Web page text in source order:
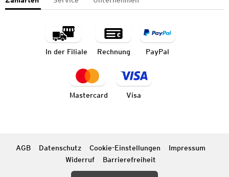
In der Filiale Rechnung PayPal
Mastercard Visa
AGB Datenschutz Cookie-Einstellungen
Impressum
Widerruf
Barrierefreiheit